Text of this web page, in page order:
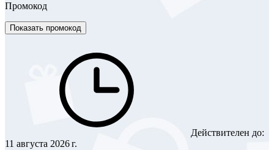
Промокод
Показать промокод
Действителен до:
11 августа 2026 г.